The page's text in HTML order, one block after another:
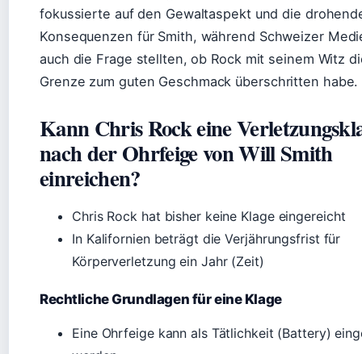
fokussierte auf den Gewaltaspekt und die
Konsequenzen für Smith, während Schweizer
auch die Frage stellten, ob Rock mit seinem Witz
Grenze zum guten Geschmack überschritten habe.
Kann Chris Rock eine
nach der Ohrfeige von Will Smith
einreichen?
Chris Rock hat bisher keine Klage eingereicht
In Kalifornien beträgt die Verjährungsfrist für
Körperverletzung ein Jahr (Zeit)
Rechtliche Grundlagen für eine Klage
Eine Ohrfeige kann als Tätlichkeit (Battery)